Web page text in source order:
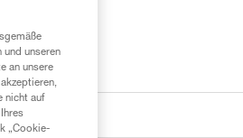
und unseren
an unsere
nicht auf
„Cookie-